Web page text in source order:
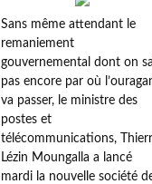
Sans même attendant le
remaniement
gouvernemental dont on
pas encore par où
va passer, le ministre des
postes et
télécommunications,
Lézin Moungalla a lancé
mardi la nouvelle société